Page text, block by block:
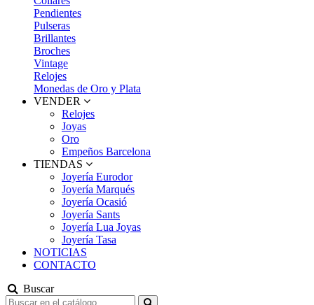
Pendientes
Pulseras
Brillantes
Broches
Vintage
Relojes
Monedas de Oro y Plata
VENDER
Relojes
Joyas
Oro
Empeños Barcelona
TIENDAS
Joyería Eurodor
Joyería Marqués
Joyería Ocasió
Joyería Sants
Joyería Lua Joyas
Joyería Tasa
NOTICIAS
CONTACTO
Buscar